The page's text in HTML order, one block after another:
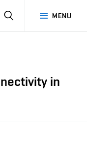
MENU
in